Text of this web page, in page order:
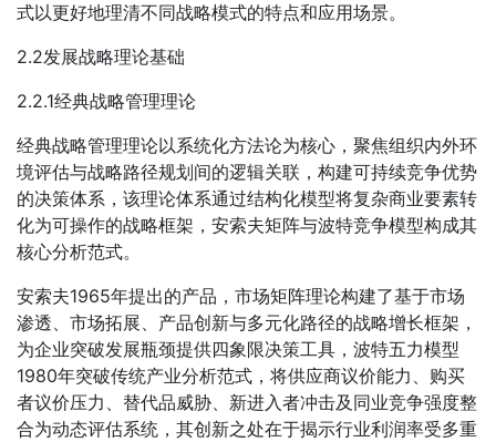
式以更好地理清不同战略模式的特点和应用场景。
2.2发展战略理论基础
2.2.1经典战略管理理论
经典战略管理理论以系统化方法论为核心，聚焦组织内外环
境评估与战略路径规划间的逻辑关联，构建可持续竞争优势
的决策体系，该理论体系通过结构化模型将复杂商业要素转
化为可操作的战略框架，安索夫矩阵与波特竞争模型构成其
核心分析范式。
安索夫1965年提出的产品，市场矩阵理论构建了基于市场
渗透、市场拓展、产品创新与多元化路径的战略增长框架，
为企业突破发展瓶颈提供四象限决策工具，波特五力模型
1980年突破传统产业分析范式，将供应商议价能力、购买
者议价压力、替代品威胁、新进入者冲击及同业竞争强度整
合为动态评估系统，其创新之处在于揭示行业利润率受多重